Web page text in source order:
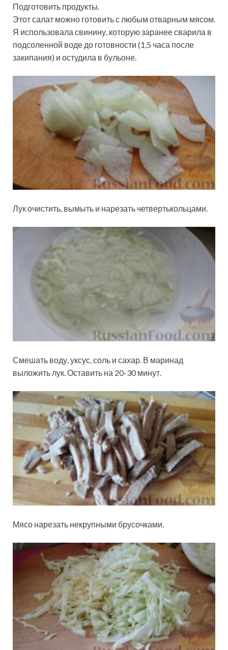
Подготовить продукты.
Этот салат можно готовить с любым отварным мясом.
Я использовала свинину, которую заранее сварила в
подсоленной воде до готовности (1,5 часа после
закипания) и остудила в бульоне.
Лук очистить, вымыть и нарезать четвертькольцами.
Смешать воду, уксус, соль и сахар. В маринад
выложить лук. Оставить на 20-30 минут.
Мясо нарезать некрупными брусочками.